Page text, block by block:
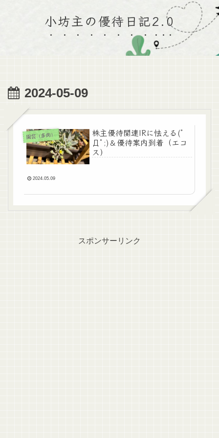
小坊主の優待日記2.0
2024-05-09
園芸（多肉）
株主優待関連IRに怯える(ﾟ
Дﾟ;)＆優待案内到着（エコ
ス）
2024.05.09
スポンサーリンク